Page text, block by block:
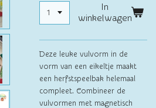
In
winkelwagen
Deze leuke vulvorm in de
vorm van een eikeltje maakt
een herfstspeelbak helemaal
compleet. Combineer de
vulvormen met magnetisch